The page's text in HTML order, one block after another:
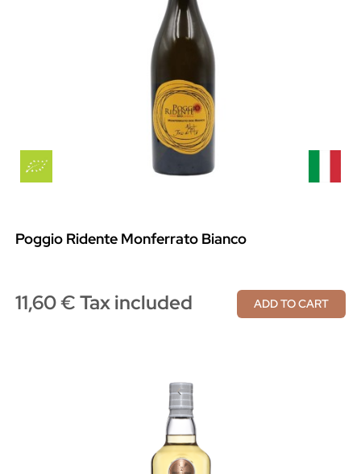
Poggio Ridente Monferrato Bianco
11,60 € Tax included ADD TO CART